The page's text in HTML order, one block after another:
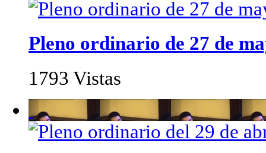
Pleno ordinario de 27 de
1793 Vistas